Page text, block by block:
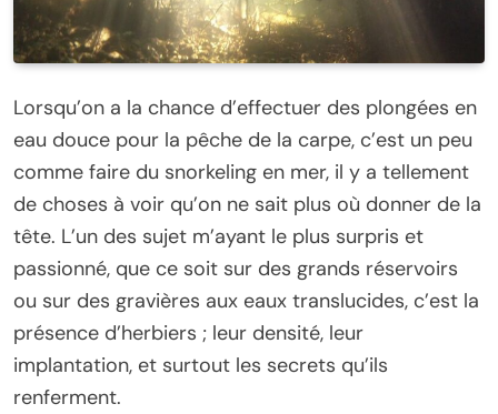
Lorsqu’on a la chance d’effectuer des plongées en
eau douce pour la pêche de la carpe, c’est un peu
comme faire du snorkeling en mer, il y a tellement
de choses à voir qu’on ne sait plus où donner de la
tête. L’un des sujet m’ayant le plus surpris et
passionné, que ce soit sur des grands réservoirs
ou sur des gravières aux eaux translucides, c’est la
présence d’herbiers ; leur densité, leur
implantation, et surtout les secrets qu’ils
renferment.